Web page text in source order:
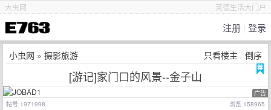
英德生活大门户
大虫网
注册 登录
小虫网 » 摄影旅游 只看楼主 倒序
[游记]家门口的风景--金子山
广告
浏览:158965
帖号:1971998